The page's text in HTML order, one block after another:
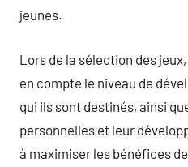
jeunes.
Lors de la sélection des
en compte le niveau de
qui ils sont destinés, ainsi
personnelles et leur
à maximiser les bénéfices